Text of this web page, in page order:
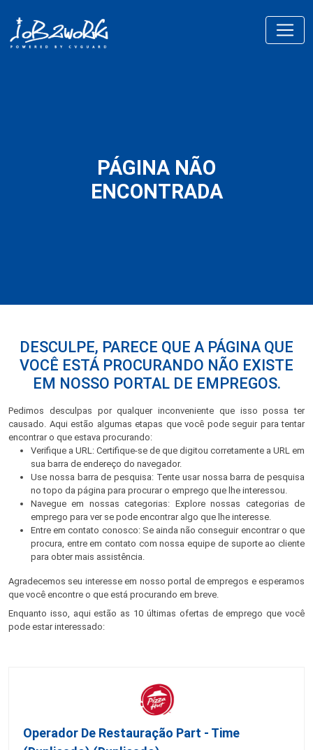
PÁGINA NÃO
ENCONTRADA
DESCULPE, PARECE QUE A PÁGINA QUE
VOCÊ ESTÁ PROCURANDO NÃO EXISTE
EM NOSSO PORTAL DE EMPREGOS.
Pedimos desculpas por qualquer inconveniente que isso possa ter
causado. Aqui estão algumas etapas que você pode seguir para tentar
encontrar o que estava procurando:
Verifique a URL: Certifique-se de que digitou corretamente a URL em
sua barra de endereço do navegador.
Use nossa barra de pesquisa: Tente usar nossa barra de pesquisa
no topo da página para procurar o emprego que lhe interessou.
Navegue em nossas categorias: Explore nossas categorias de
emprego para ver se pode encontrar algo que lhe interesse.
Entre em contato conosco: Se ainda não conseguir encontrar o que
procura, entre em contato com nossa equipe de suporte ao cliente
para obter mais assistência.
Agradecemos seu interesse em nosso portal de empregos e esperamos
que você encontre o que está procurando em breve.
Enquanto isso, aqui estão as 10 últimas ofertas de emprego que você
pode estar interessado:
Operador De Restauração Part - Time